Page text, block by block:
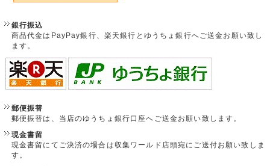
銀行振込
商品代金はPayPay銀行、楽天銀行とゆうちょ銀行へご送金お願い致し
ます。
郵便振替
郵便振替は、当店のゆうちょ銀行口座へご送金お願い致します。
現金書留
現金書留にてご決済の場合は収集ワールド店頭宛にご送付お願い致しま
す。